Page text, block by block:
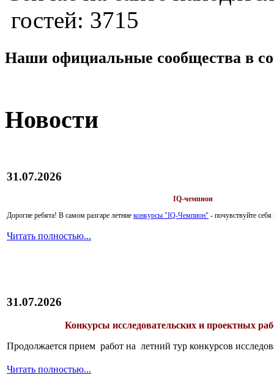
гостей: 3715
Наши официальные сообщества в
Новости
31.07.2026
IQ-чемпион
Дорогие ребята! В самом разгаре летние конкурсы "IQ-Чемпион" - почувствуйте
Читать полностью...
31.07.2026
Конкурсы исследовательских и проектных
Продолжается прием работ на летний тур конкурсов
Читать полностью...